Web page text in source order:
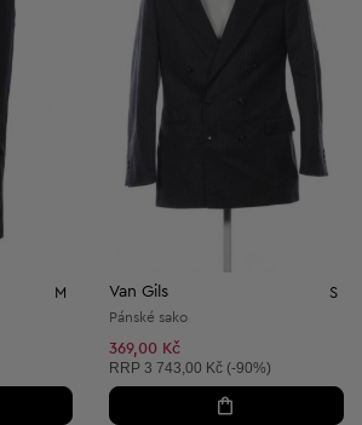
M Van Gils S
Pánské sako
369,00 Kč
Doporučená cena:
RRP 3 743,00 Kč (-90%)